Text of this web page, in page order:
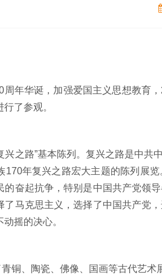
华诞，加强爱国主义思想教育，
了参观。
之路”基本陈列。复兴之路是中共
170年复兴之路宏大主题的陈列展
的奋起抗争，特别是中国共产党领
了马克思主义，选择了中国共产党
摇的决心。
、陶瓷、佛像、国画等古代艺术